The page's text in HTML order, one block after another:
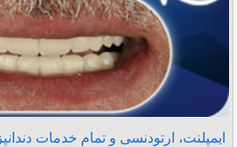
ایمپلنت، ارتودنسی و تمام خدمات